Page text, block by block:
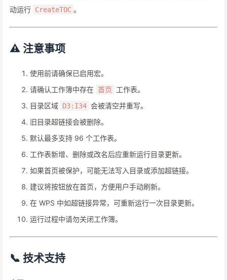
动运行 CreateTOC 。
⚠️ 注意事项
使用前请确保已启用宏。
请确认工作簿中存在 首页
工作表。
目录区域 D3:I34 会被清空并重写。
旧目录超链接会被删除。
默认最多支持 96 个工作表。
工作表新增、删除或改名后应重新运行目录更新。
如果首页被保护，可能无法写入目录或添加超链接。
建议将按钮放在首页，方便用户手动刷新。
在 WPS 中如超链接异常，可重新运行一次目录更新。
运行过程中请勿关闭工作簿。
📞 技术支持